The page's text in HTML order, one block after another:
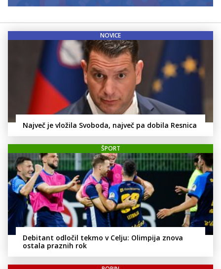
NOVICE
Največ je vložila Svoboda, največ pa dobila Resnica
ŠPORT
Debitant odločil tekmo v Celju: Olimpija znova
ostala praznih rok